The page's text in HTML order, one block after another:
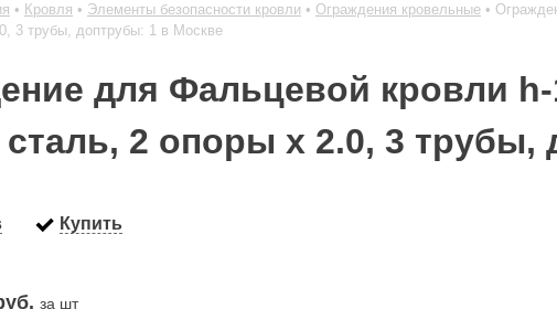
Кровля Элементы безопасности кровли Ограждения кровельные
3 трубы, доптрубы: 1 в Москве
для Фальцевой кровли
2 опоры х 2.0, 3 трубы,
Купить
за шт